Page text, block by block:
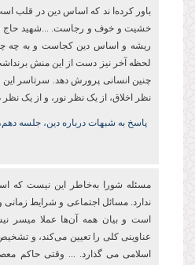
باور کرده‌ا ند که اساس دین در قلب
خشیت و خوف و رجاست. ...شهید حاج
ریشه و اساس دین کجاست و به چه
لحظه آخر نیز دست از این منش
چنین انسانی پرورش دهد. سرتاسر این
نظر اخلاق، از یک نظر نور، و از یک
پاسخ به شبهات درباره دین،‌ جلسه
مسئله شورا به‌خاطر این نیست که
ندارد. مسائل اجتماعی و شرایط زمانی
است و بیان همه آن‌ها عملا میسر
عناوینی کلی را تعیین می‌کند، و
اسلامی می‌ گذارد. ... وقتی حاکم